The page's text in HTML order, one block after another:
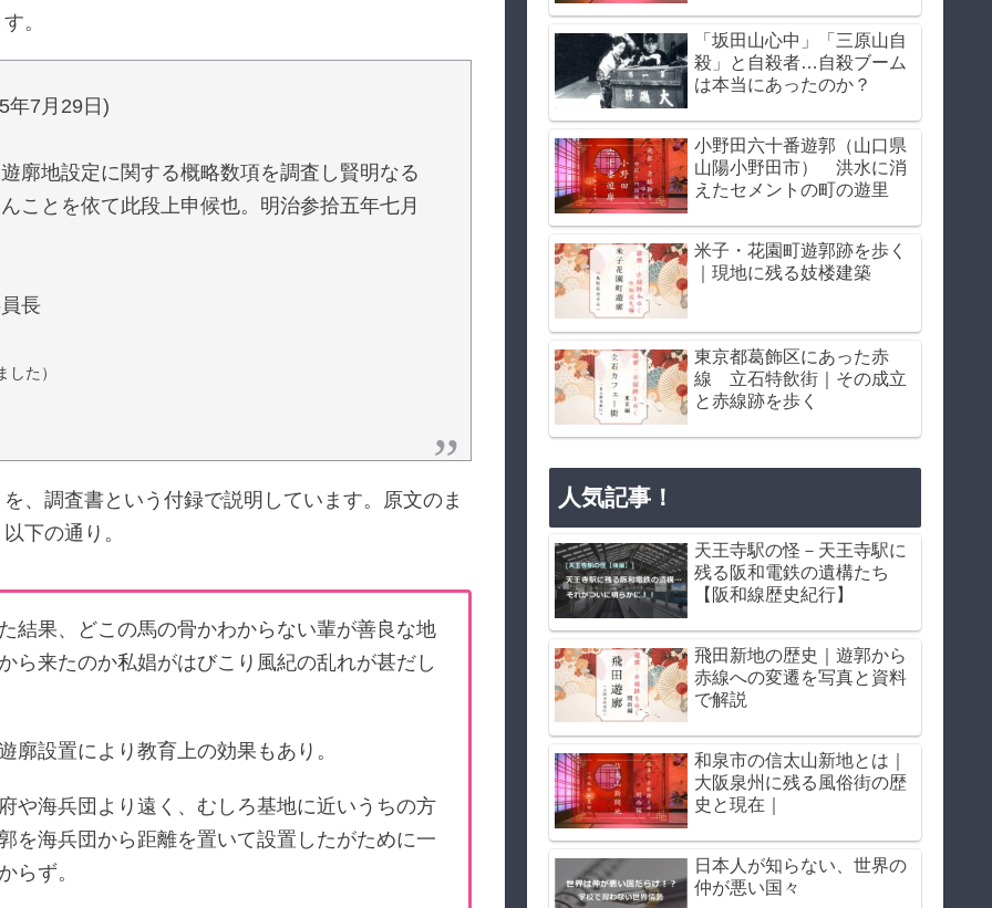
。
7月29日)
廓地設定に関する概略数項を調査し賢明なる
ことを依て此段上申候也。明治参拾五年七月
長
た）
、調査書という付録で説明しています。原文のま
下の通り。
果、どこの馬の骨かわからない輩が善良な地
ら来たのか私娼がはびこり風紀の乱れが甚だし
設置により教育上の効果もあり。
海兵団より遠く、むしろ基地に近いうちの方
を海兵団から距離を置いて設置したがために一
らず。
「坂田山心中」「三原山自
殺」と自殺者…自殺ブーム
は本当にあったのか？
小野田六十番遊郭（山口県
山陽小野田市） 洪水に消
えたセメントの町の遊里
米子・花園町遊郭跡を歩く
｜現地に残る妓楼建築
東京都葛飾区にあった赤
線 立石特飲街｜その成立
と赤線跡を歩く
人気記事！
天王寺駅の怪－天王寺駅に
残る阪和電鉄の遺構たち
【阪和線歴史紀行】
飛田新地の歴史｜遊郭から
赤線への変遷を写真と資料
で解説
和泉市の信太山新地とは｜
大阪泉州に残る風俗街の歴
史と現在｜
日本人が知らない、世界の
仲が悪い国々